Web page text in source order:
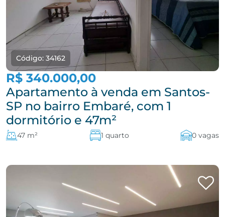
Código: 34162
R$ 340.000,00
Apartamento à venda em Santos-
SP no bairro Embaré, com 1
dormitório e 47m²
47 m² 1 quarto 0 vagas